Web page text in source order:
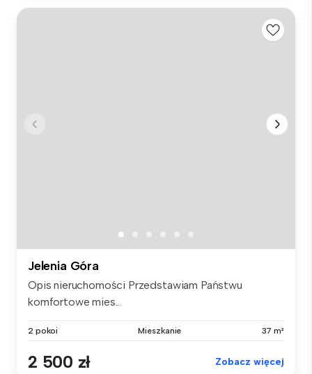
Jelenia Góra
Opis nieruchomości Przedstawiam Państwu
komfortowe mies...
2 pokoi Mieszkanie 37 m²
2 500 zł Zobacz więcej